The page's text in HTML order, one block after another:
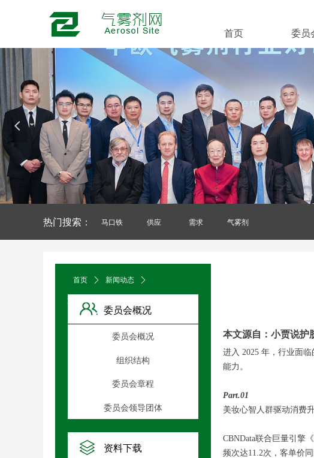
넳
首页 委员
热门搜索： 马口铁 供应 需求 气雾剂
本文源自：小贾说护
进入 2025 年，行业面
能力。
Part.01
美妆心智人群驱动消费
CBNData联合巨量引擎
频次达11.2次，客单价同
首页 ꄲ 新闻动态 ꄲ
文章详情页
委员会概况
委员会概况
组织结构
委员会章程
委员会领导团体
资料下载